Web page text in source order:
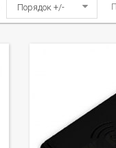
Порядок +/-